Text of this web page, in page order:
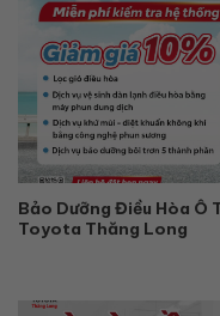
Bảo Dưỡng Điều Hòa Ô
Toyota Thăng Long